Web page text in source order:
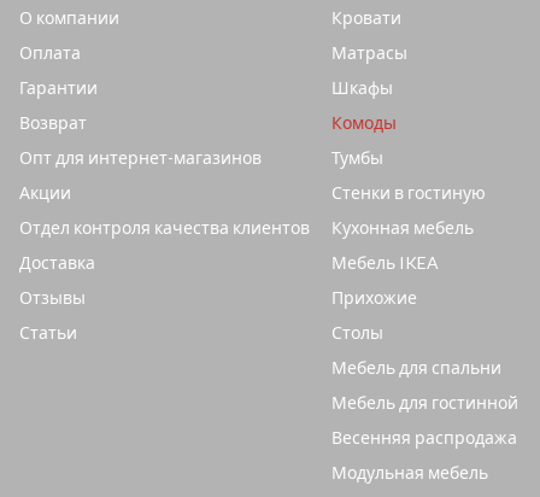
Кровати
Матрасы
Шкафы
Комоды
Тумбы
Стенки в гостиную
Кухонная мебель
Мебель IKEA
Прихожие
Столы
Мебель для спальни
Мебель для гостинной
Весенняя распродажа
Модульная мебель
О компании
Оплата
Гарантии
Возврат
Опт для интернет-магазинов
Акции
Отдел контроля качества клиентов
Доставка
Отзывы
Статьи